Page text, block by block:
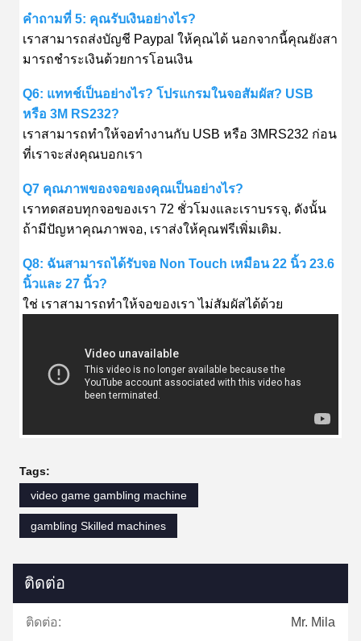
คําถามที่ 5: คุณรับเงินอย่างไร?
เราสามารถส่งบัญชี Paypal ให้คุณได้ นอกจากนี้คุณยังสา
มารถชําระเงินด้วยการโอนเงิน
Q6: แททช์เป็นอย่างไร? โปรแกรมในจอสัมผัส? USB
หรือ 3M RS232?
เราสามารถทําให้จอทํางานกับ USB หรือ 3MRS232 ก่อน
ที่เราจะส่งคุณบอกเรา
Q7 คุณภาพของจอของคุณเป็นอย่างไร?
เราทดสอบทุกจอของเรา 72 ชั่วโมงและเราบรรจุ, ดังนั้น
ถ้ามีปัญหาคุณภาพจอ, เราส่งให้คุณฟรีเพิ่มเติม.
Q8: ฉันสามารถได้รับจอ Non Touch เหมือน 22 นิ้ว 23.6
นิ้วและ 27 นิ้ว?
ใช่ เราสามารถทําให้จอของเรา ไม่สัมผัสได้ด้วย
Tags:
video game gambling machine
gambling Skilled machines
ติดต่อ
ติดต่อ: Mr. Mila